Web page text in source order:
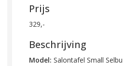
Prijs
329,-
Beschrijving
Model: Salontafel Small Selbu